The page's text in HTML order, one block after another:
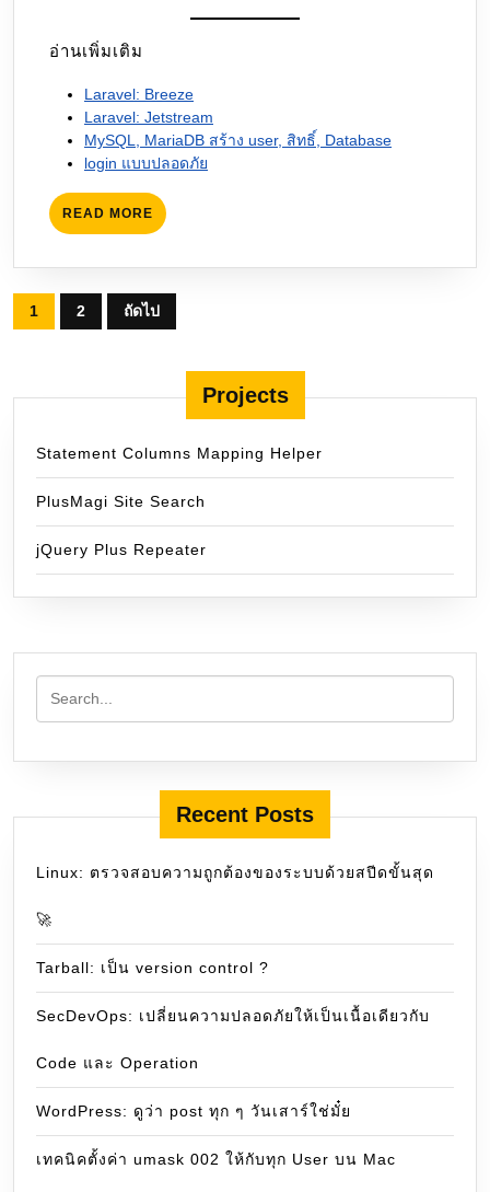
อ่านเพิ่มเติม
Laravel: Breeze
Laravel: Jetstream
MySQL, MariaDB สร้าง user, สิทธิ์, Database
login แบบปลอดภัย
READ MORE READ
MORE
Posts
pagination
1 2 ถัดไป
Projects
Statement Columns Mapping Helper
PlusMagi Site Search
jQuery Plus Repeater
Recent Posts
Linux: ตรวจสอบความถูกต้องของระบบด้วยสปีดขั้นสุด
🚀
Tarball: เป็น version control ?
SecDevOps: เปลี่ยนความปลอดภัยให้เป็นเนื้อเดียวกับ
Code และ Operation
WordPress: ดูว่า post ทุก ๆ วันเสาร์ใช่มั๋ย
เทคนิคตั้งค่า umask 002 ให้กับทุก User บน Mac